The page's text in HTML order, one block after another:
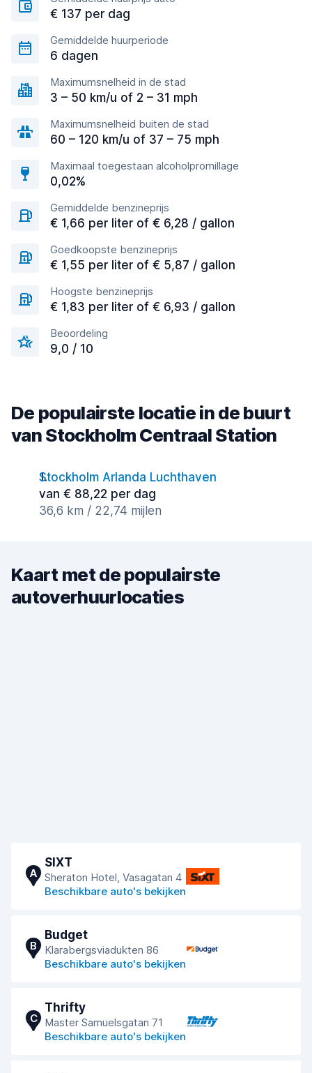
€ 137 per dag
Gemiddelde huurperiode
6 dagen
Maximumsnelheid in de stad
3 – 50 km/u of 2 – 31 mph
Maximumsnelheid buiten de stad
60 – 120 km/u of 37 – 75 mph
Maximaal toegestaan alcoholpromillage
0,02%
Gemiddelde benzineprijs
€ 1,66 per liter of € 6,28 / gallon
Goedkoopste benzineprijs
€ 1,55 per liter of € 5,87 / gallon
Hoogste benzineprijs
€ 1,83 per liter of € 6,93 / gallon
Beoordeling
9,0 / 10
De populairste locatie in de buurt
van Stockholm Centraal Station
Stockholm Arlanda Luchthaven
van € 88,22 per dag
36,6 km / 22,74 mijlen
Kaart met de populairste
autoverhuurlocaties
A
SIXT
Sheraton Hotel, Vasagatan 4
Beschikbare auto's bekijken
B
Budget
Klarabergsviadukten 86
Beschikbare auto's bekijken
C
Thrifty
Master Samuelsgatan 71
Beschikbare auto's bekijken